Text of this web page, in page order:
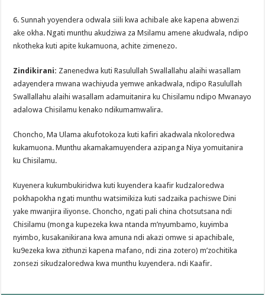
6. Sunnah yoyendera odwala siili kwa achibale ake kapena abwenzi
ake okha. Ngati munthu akudziwa za Msilamu amene akudwala, ndipo
nkotheka kuti apite kukamuona, achite zimenezo.
Zindikirani: Zanenedwa kuti Rasulullah Swallallahu alaihi wasallam
adayendera mwana wachiyuda yemwe ankadwala, ndipo Rasulullah
Swallallahu alaihi wasallam adamuitanira ku Chisilamu ndipo Mwanayo
adalowa Chisilamu kenako ndikumamwalira.
Choncho, Ma Ulama akufotokoza kuti kafiri akadwala nkoloredwa
kukamuona. Munthu akamakamuyendera azipanga Niya yomuitanira
ku Chisilamu.
Kuyenera kukumbukiridwa kuti kuyendera kaafir kudzaloredwa
pokhapokha ngati munthu watsimikiza kuti sadzaika pachiswe Dini
yake mwanjira iliyonse. Choncho, ngati pali china chotsutsana ndi
Chisilamu (monga kupezeka kwa ntanda m’nyumbamo, kuyimba
nyimbo, kusakanikirana kwa amuna ndi akazi omwe si apachibale,
ku9ezeka kwa zithunzi kapena mafano, ndi zina zotero) m’zochitika
zonsezi sikudzaloredwa kwa munthu kuyendera. ndi Kaafir.